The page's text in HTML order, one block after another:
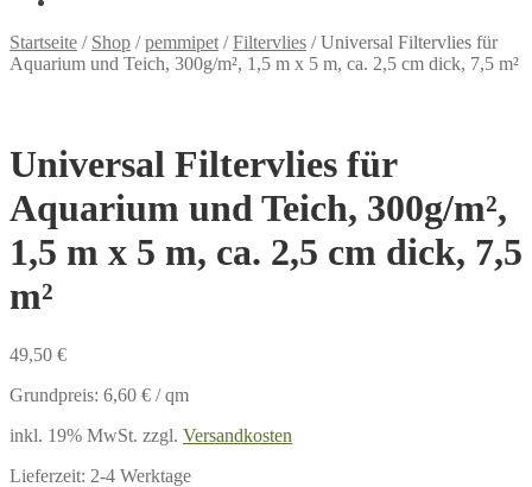
Startseite / Shop /pemmipet /Filtervlies /Universal Filtervlies für
Aquarium und Teich, 300g/m², 1,5 m x 5 m, ca. 2,5 cm dick, 7,5 m²
Universal Filtervlies für
Aquarium und Teich, 300g/m²,
1,5 m x 5 m, ca. 2,5 cm dick, 7,5
m²
49,50 €
Grundpreis: 6,60 € /qm
inkl. 19% MwSt. zzgl. Versandkosten
Lieferzeit: 2-4 Werktage